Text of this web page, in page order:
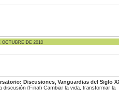
OCTUBRE DE 2010
Discusiones, Vanguardias del Siglo
discusión (Final) Cambiar la vida, transformar la